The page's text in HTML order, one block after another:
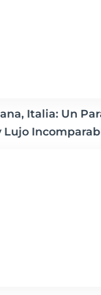
Italia: Un
Lujo